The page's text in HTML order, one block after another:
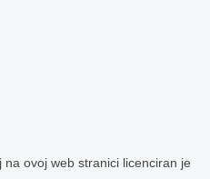
na ovoj web stranici licenciran je